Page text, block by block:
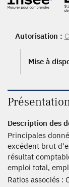
Autorisation :
Mise à
Description des
Principales
excédent brut
résultat
emploi total,
Ratios associés :